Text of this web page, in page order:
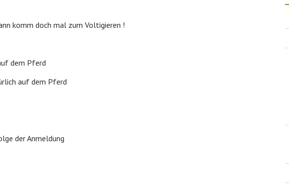
komm doch mal zum Voltigieren !
dem Pferd
auf dem Pferd
der Anmeldung